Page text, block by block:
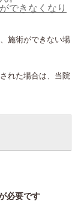
できなくなり
施術ができない場
れた場合は、当院
必要です